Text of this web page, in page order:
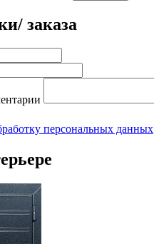
заказа
персональных данных